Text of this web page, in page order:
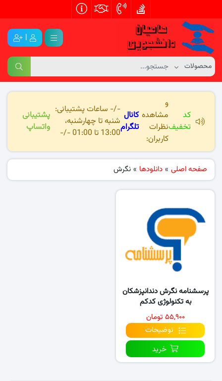
|
کد
تخفیف
و
مشاهده
نظرات
کاربران:
کانال
تلگرام
-/- ساعات پشتیبانی:
شنبه تا چهارشنبه،
13:00 تا 01:00 -/-
پشتیبانی
واتساپ
صفحه اصلی » دانلودها » نگرش
پرسشنامه نگرش دندانپزشکان
به تکنولوژی کدکم
۵۵,۹۰۰ تومان
توضیحات
خرید